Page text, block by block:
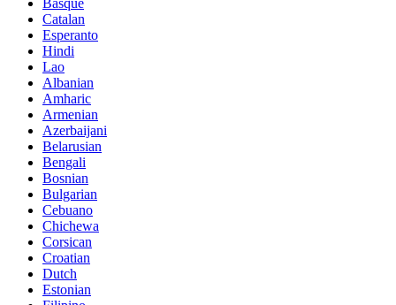
Catalan
Esperanto
Hindi
Lao
Albanian
Amharic
Armenian
Azerbaijani
Belarusian
Bengali
Bosnian
Bulgarian
Cebuano
Chichewa
Corsican
Croatian
Dutch
Estonian